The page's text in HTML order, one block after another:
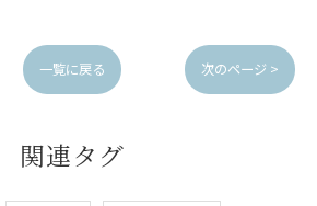
一覧に戻る 次のページ >
関連タグ